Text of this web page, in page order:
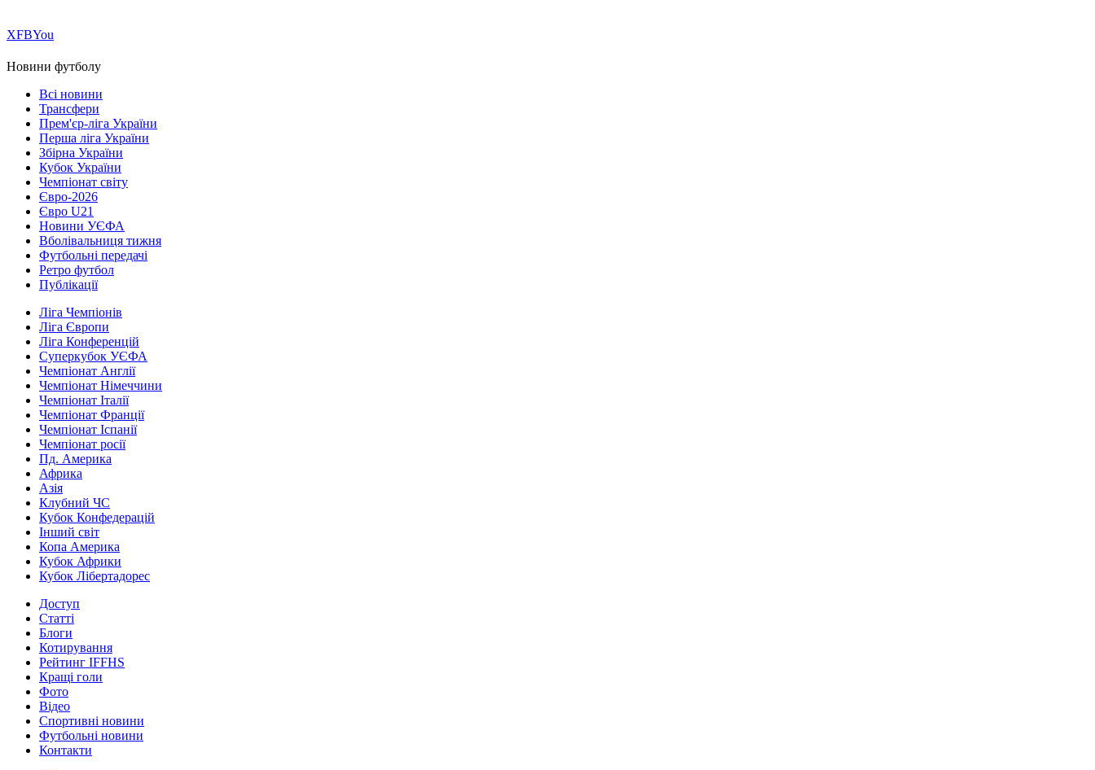
ХFBYou
Новини футболу
Всі новини
Трансфери
Прем'єр-ліга України
Перша ліга України
Збірна України
Кубок України
Чемпіонат світу
Євро-2026
Євро U21
Новини УЄФА
Вболівальниця тижня
Футбольні передачі
Ретро футбол
Публікації
Ліга Чемпіонів
Ліга Європи
Ліга Конференцій
Суперкубок УЄФА
Чемпіонат Англії
Чемпіонат Німеччини
Чемпіонат Італії
Чемпіонат Франції
Чемпіонат Іспанії
Чемпіонат росії
Пд. Америка
Африка
Азія
Клубний ЧС
Кубок Конфедерацій
Інший світ
Копа Америка
Кубок Африки
Кубок Лібертадорес
Доступ
Статті
Блоги
Котирування
Рейтинг IFFHS
Кращі голи
Фото
Відео
Спортивні новини
Футбольні новини
Контакти